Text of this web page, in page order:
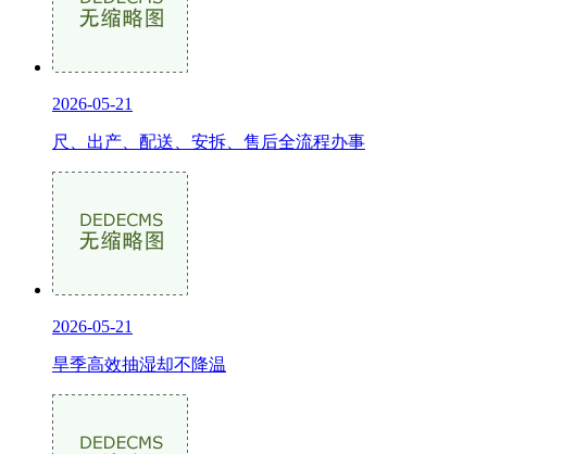
2026-05-21
尺、出产、配送、安拆、售后全流程办事
2026-05-21
旱季高效抽湿却不降温